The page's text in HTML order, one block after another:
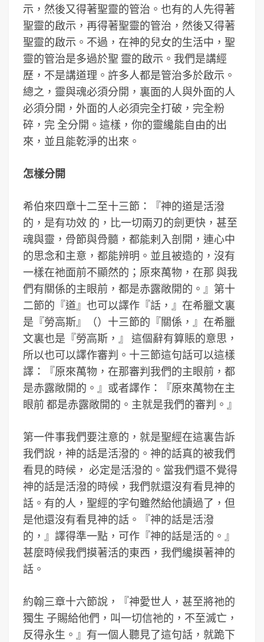
示，然後又得著聖靈的管治。也有的人先得著
聖靈的啟示，再得著聖靈的管治，然後又得著
聖靈的啟示。不過，在神的兒女的生活中，聖
靈的管治是多過於聖 靈的啟示。我們是講經
歷，不是講道理。許多人都是管治多於啟示。
總之，靈與魂必須分開，裏面的人與外面的人
必須分開，外面的人必須完全打破，完全粉
碎，完 全分開。這樣，你的靈纔能自由的出
來，並且能乾淨的出來。
怎樣分開
希伯來四章十二至十三節：『神的道是活潑
的，是有功效 的，比一切兩刃的劍更快，甚至
魂與靈，骨節與骨髓，都能剌入剖開，連心中
的思念和主意，都能辨明。並且被造的，沒有
一樣在祂面前不顯然的；原來萬物，在那 與我
們有關係的主眼前，都是赤露敞開的。』第十
二節的『道』也可以譯作『話，』在希臘文裏
是『勞高斯』（）十三節的『關係，』在希臘
文裏也是『勞高斯，』 這個辭有算賬的意思，
所以也可以譯作審判。十三節這句話可以這樣
譯：『原來萬物，在那審判我們的主眼前，都
是赤露敞開的。』或者譯作：『原來萬物在主
眼前 都是赤露敞開的。主就是我們的審判。』
第一件事我們要注意的，就是聖經在這裏告訴
我們說，神的話是活潑的。神的話真的被我們
看見的時候， 必定是活潑的。當我們還不覺得
神的話是活潑的時候，我們就還沒有看見神的
話。有的人，聖經的字句雖然給他讀過了，但
是他還沒有看見神的話。『神的話是活潑
的，』譯得準一點，可作『神的話是活的。』
甚麼時候我們摸著活的東西，我們纔摸著神的
話。
約翰三章十六節說，『神愛世人，甚至將祂的
獨生 子賜給他們，叫一切信祂的，不至滅亡，
反得永生。』有一個人聽見了這句話，就跪下